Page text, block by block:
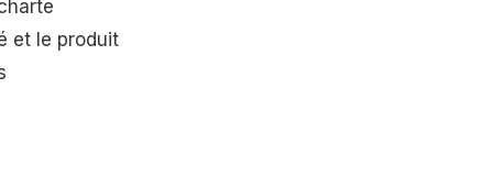
et le produit